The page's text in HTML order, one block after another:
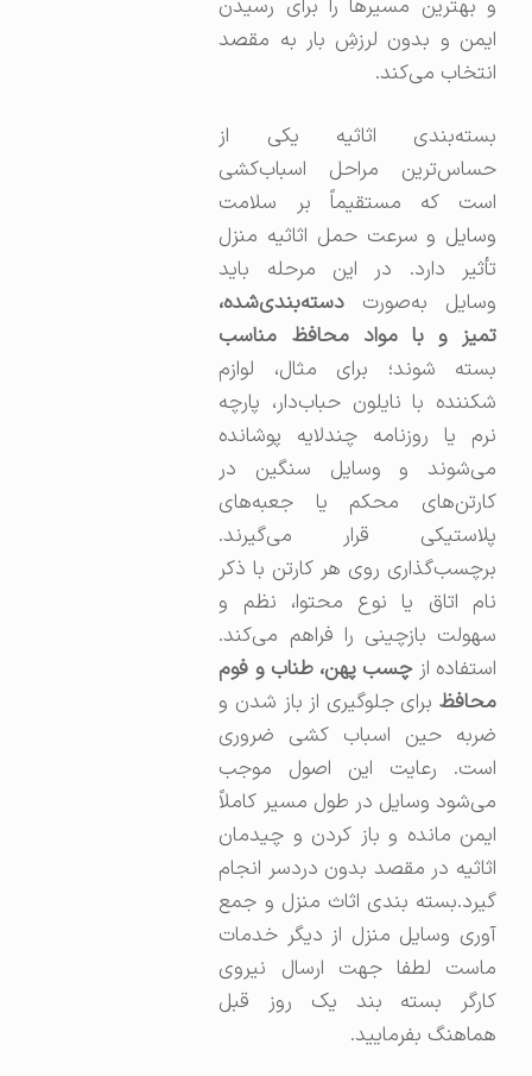
و بهترین مسیرها را برای رسیدن
ایمن و بدون لرزشِ بار به مقصد
انتخاب می‌کند.
بسته‌بندی اثاثیه یکی از
حساس‌ترین مراحل اسباب‌کشی
است که مستقیماً بر سلامت
وسایل و سرعت حمل اثاثیه منزل
تأثیر دارد. در این مرحله باید
وسایل به‌صورتدسته‌بندی‌شده،
تمیز و با مواد محافظ مناسب
بسته شوند؛ برای مثال، لوازم
شکننده با نایلون حباب‌دار، پارچه
نرم یا روزنامه چند‌لایه پوشانده
می‌شوند و وسایل سنگین در
کارتن‌های محکم یا جعبه‌های
پلاستیکی قرار می‌گیرند.
برچسب‌گذاری روی هر کارتن با ذکر
نام اتاق یا نوع محتوا، نظم و
سهولت بازچینی را فراهم می‌کند.
استفاده ازچسب پهن، طناب و فوم
محافظبرای جلوگیری از باز شدن و
ضربه حین اسباب کشی ضروری
است. رعایت این اصول موجب
می‌شود وسایل در طول مسیر کاملاً
ایمن مانده و باز کردن و چیدمان
اثاثیه در مقصد بدون دردسر انجام
گیرد.بسته بندی اثاث منزل و جمع
آوری وسایل منزل از دیگر خدمات
ماست لطفا جهت ارسال نیروی
کارگر بسته بند یک روز قبل
هماهنگ بفرمایید.